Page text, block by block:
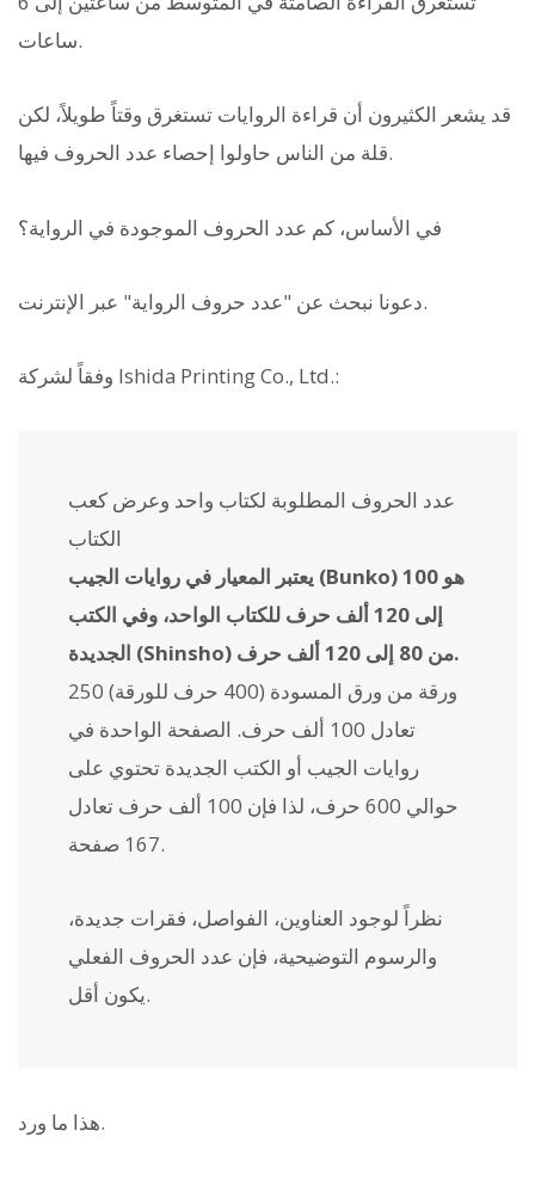
ساعات.
قد يشعر الكثيرون أن قراءة الروايات تستغرق وقتاً طويلاً، لكن
قلة من الناس حاولوا إحصاء عدد الحروف فيها.
في الأساس، كم عدد الحروف الموجودة في الرواية؟
دعونا نبحث عن "عدد حروف الرواية" عبر الإنترنت.
وفقاً لشركة Ishida Printing Co., Ltd.:
عدد الحروف المطلوبة لكتاب واحد وعرض كعب
الكتاب
يعتبر المعيار في روايات الجيب (Bunko) هو 100
إلى 120 ألف حرف للكتاب الواحد، وفي الكتب
الجديدة (Shinsho) من 80 إلى 120 ألف حرف.
250 ورقة من ورق المسودة (400 حرف للورقة)
تعادل 100 ألف حرف. الصفحة الواحدة في
روايات الجيب أو الكتب الجديدة تحتوي على
حوالي 600 حرف، لذا فإن 100 ألف حرف تعادل
167 صفحة.
نظراً لوجود العناوين، الفواصل، فقرات جديدة،
والرسوم التوضيحية، فإن عدد الحروف الفعلي
يكون أقل.
هذا ما ورد.